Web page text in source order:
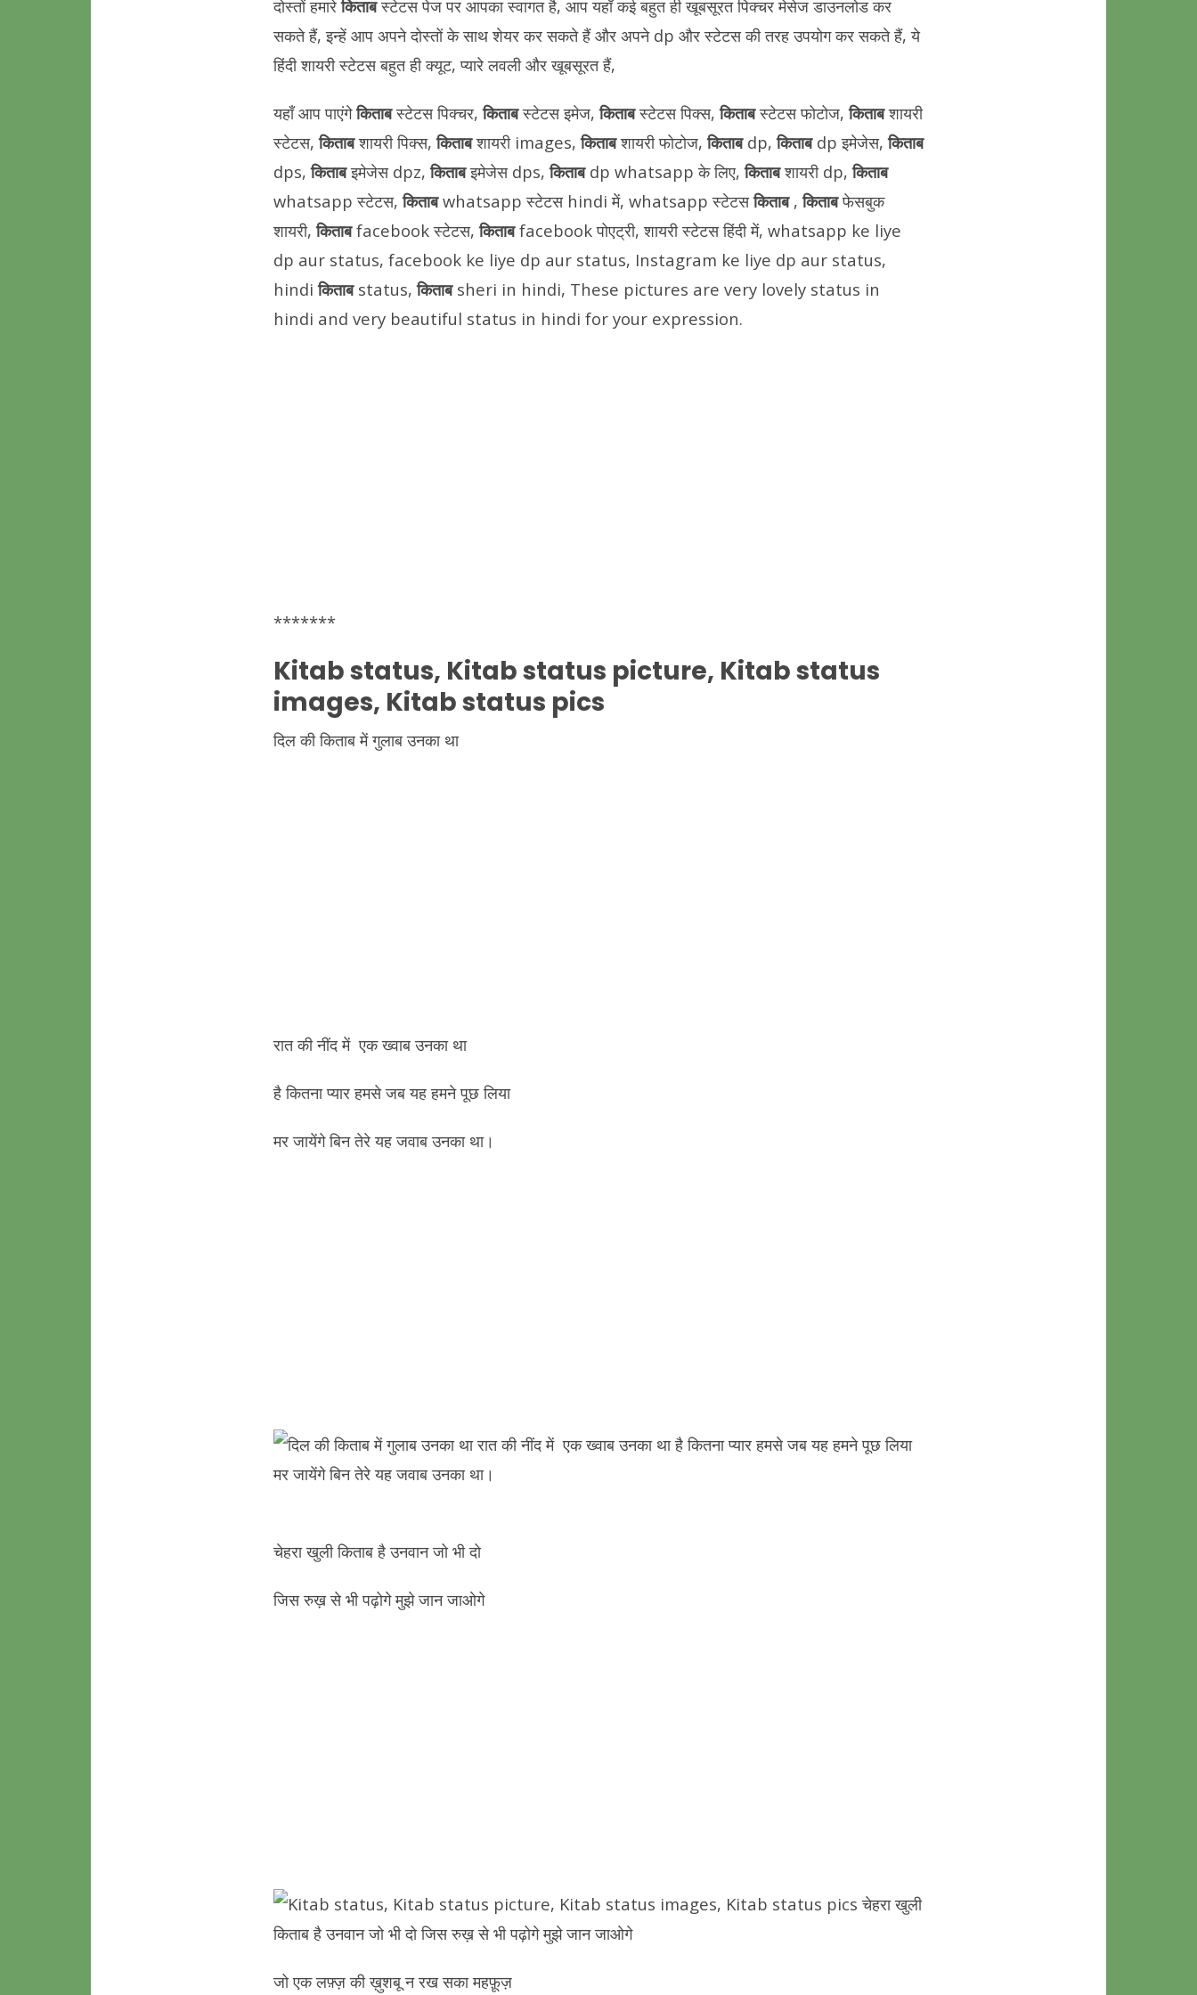
दोस्तों हमारेकिताबस्टेटस पेज पर आपका स्वागत है, आप यहाँ कई बहुत ही खूबसूरत पिक्चर मेसेज डाउनलोड कर
सकते हैं, इन्हें आप अपने दोस्तों के साथ शेयर कर सकते हैं और अपने dp और स्टेटस की तरह उपयोग कर सकते हैं, ये
हिंदी शायरी स्टेटस बहुत ही क्यूट, प्यारे लवली और खूबसूरत हैं,
यहाँ आप पाएंगेकिताबस्टेटस पिक्चर,किताबस्टेटस इमेज,किताबस्टेटस पिक्स,किताबस्टेटस फोटोज,किताबशायरी
स्टेटस,किताबशायरी पिक्स,किताबशायरी images,किताबशायरी फोटोज,किताब dp,किताब dp इमेजेस,किताब
dps,किताबइमेजेस dpz,किताबइमेजेस dps,किताब dp whatsapp के लिए,किताबशायरी dp,किताब
whatsapp स्टेटस,किताबwhatsapp स्टेटस hindi में, whatsapp स्टेटसकिताब,किताबफेसबुक
शायरी,किताबfacebook स्टेटस,किताबfacebook पोएट्री, शायरी स्टेटस हिंदी में, whatsapp ke liye
dp aur status, facebook ke liye dp aur status, Instagram ke liye dp aur status,
hindiकिताब status,किताब sheri in hindi, These pictures are very lovely status in
hindi and very beautiful status in hindi for your expression.
*******
Kitabstatus, Kitabstatus picture, Kitabstatus
images, Kitabstatus pics
दिल की किताब में गुलाब उनका था
रात की नींद में एक ख्वाब उनका था
है कितना प्यार हमसे जब यह हमने पूछ लिया
मर जायेंगे बिन तेरे यह जवाब उनका था।
चेहरा खुली किताब है उनवान जो भी दो
जिस रुख़ से भी पढ़ोगे मुझे जान जाओगे
जो एक लफ़्ज़ की ख़ुशबू न रख सका महफ़ूज़